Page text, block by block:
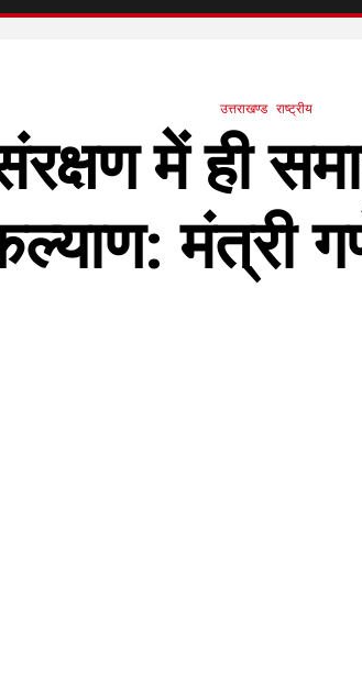
उत्तराखण्ड राष्ट्रीय
में ही
मंत्री